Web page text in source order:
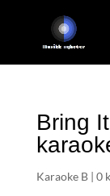
Bring
Karaoke B| 0